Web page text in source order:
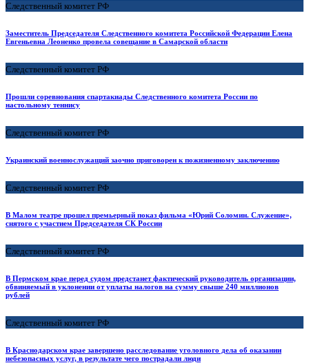
Следственный комитет РФ
Заместитель Председателя Следственного комитета Российской Федерации Елена
Евгеньевна Леоненко провела совещание в Самарской области
Следственный комитет РФ
Прошли соревнования спартакиады Следственного комитета России по
настольному теннису
Следственный комитет РФ
Украинский военнослужащий заочно приговорен к пожизненному заключению
Следственный комитет РФ
В Малом театре прошел премьерный показ фильма «Юрий Соломин. Служение»,
снятого с участием Председателя СК России
Следственный комитет РФ
В Пермском крае перед судом предстанет фактический руководитель организации,
обвиняемый в уклонении от уплаты налогов на сумму свыше 240 миллионов
рублей
Следственный комитет РФ
В Краснодарском крае завершено расследование уголовного дела об оказании
небезопасных услуг, в результате чего пострадали люди